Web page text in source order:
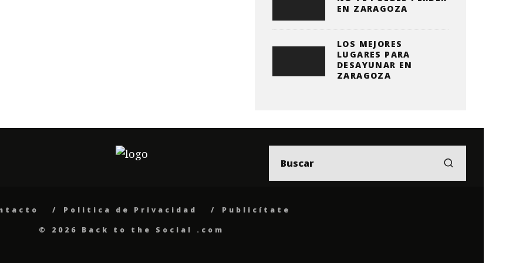
EN ZARAGOZA
LOS MEJORES
LUGARES PARA
DESAYUNAR EN
ZARAGOZA
Politica de Privacidad
Publicítate
© 2026 Back to the Social .com